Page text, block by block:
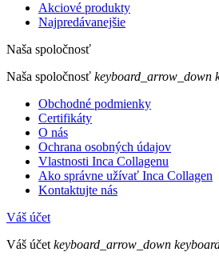
Akciové produkty
Najpredávanejšie
Naša spoločnosť
Naša spoločnosť keyboard_arrow_down
Obchodné podmienky
Certifikáty
O nás
Ochrana osobných údajov
Vlastnosti Inca Collagenu
Ako správne užívať Inca Collagen
Kontaktujte nás
Váš účet
Váš účet keyboard_arrow_down